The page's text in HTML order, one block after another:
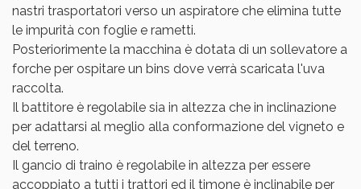
nastri trasportatori verso un aspiratore che elimina tutte
le impurità con foglie e rametti.
Posteriorimente la macchina è dotata di un sollevatore a
forche per ospitare un bins dove verrà scaricata l'uva
raccolta.
Il battitore è regolabile sia in altezza che in inclinazione
per adattarsi al meglio alla conformazione del vigneto e
del terreno.
Il gancio di traino è regolabile in altezza per essere
accoppiato a tutti i trattori ed il timone è inclinabile per